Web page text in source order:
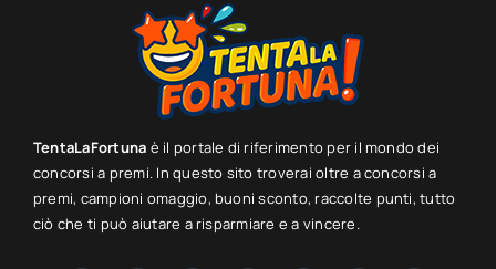
TentaLaFortuna è il portale di riferimento per il mondo dei
concorsi a premi. In questo sito troverai oltre a concorsi a
premi, campioni omaggio, buoni sconto, raccolte punti, tutto
ciò che ti può aiutare a risparmiare e a vincere.